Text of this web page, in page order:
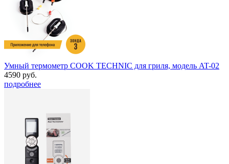
Умный термометр COOK TECHNIC для гриля, модель AT-02
4590 руб.
подробнее